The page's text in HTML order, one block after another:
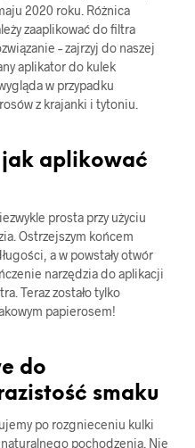
2020 roku. Różnica
zaaplikować do filtra
– zajrzyj do naszej
aplikator do kulek
w przypadku
z krajanki i tytoniu.
jak aplikować
prosta przy użyciu
Ostrzejszym końcem
a w powstały otwór
narzędzia do aplikacji
Teraz zostało tylko
papierosem!
do
smaku
po rozgnieceniu kulki
pochodzenia. Nie